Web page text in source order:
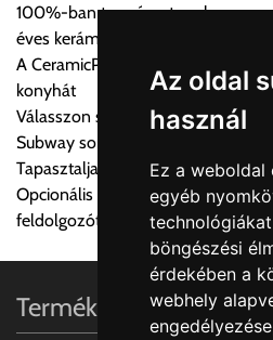
Az oldal
használ
Ez a
egyéb
böngészési
érdekében a
webhely
engedélyezése
Ingyenes szállítási lehetőség
Egyes termékek súlyát a program
a központ igazolja vissza.
gondoltnál magasabb értékben
visszaigazolástól számított 24 órán
lemondhatja, vagy kérheti a
módosítását.
FIGYELEM!!
KERÁMIA TERMÉKEK
A MEGRENDELŐ KIFEJEZETT
FELELŐSSÉGÉRE LEHETSÉGES!!
100%-ban természetes
éves kerámia tapasztalattal
A CeramicPlus könnyen
konyhát
Válasszon színes mosogatót
Subway sorozatból
Tapasztalja meg a Villeroy & Boch
Opcionális kiegészítők:
feldolgozótálcák és vágódeszka
Termékinformációk